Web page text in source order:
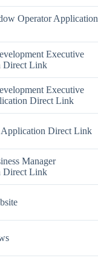
Operator Application
Executive
Direct Link
Executive
Direct Link
Application Direct Link
Manager
Direct Link